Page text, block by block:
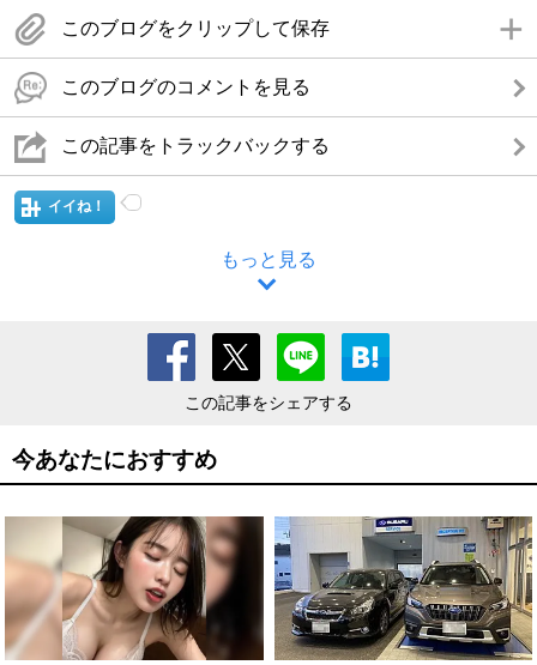
このブログをクリップして保存
このブログのコメントを見る
この記事をトラックバックする
イイね！
もっと見る
この記事をシェアする
今あなたにおすすめ